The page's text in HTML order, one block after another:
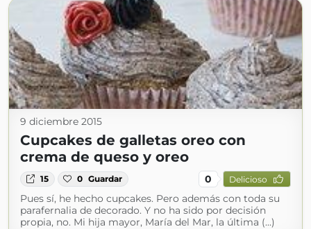
9 diciembre 2015
Cupcakes de galletas oreo con
crema de queso y oreo
15 0 Guardar 0 Delicioso
Pues sí, he hecho cupcakes. Pero además con toda su
parafernalia de decorado. Y no ha sido por decisión
propia, no. Mi hija mayor, María del Mar, la última (...)